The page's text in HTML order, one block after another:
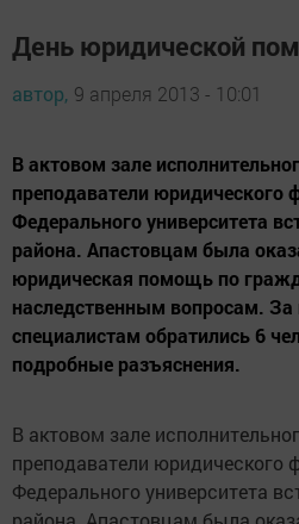
День юридической
автор, 9 апреля 2013 - 10:01
В актовом зале
преподаватели юридического
Федерального университета
района. Апастовцам была
юридическая помощь по
наследственным вопросам.
специалистам обратились 6
подробные разъяснения.
В актовом зале
преподаватели юридического
Федерального университета